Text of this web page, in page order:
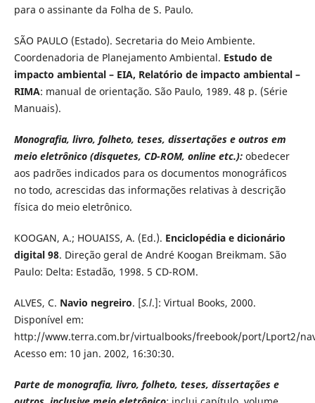
para o assinante da Folha de S. Paulo.
SÃO PAULO (Estado). Secretaria do Meio Ambiente.
Coordenadoria de Planejamento Ambiental. Estudo de
impacto ambiental – EIA, Relatório de impacto ambiental –
RIMA: manual de orientação. São Paulo, 1989. 48 p. (Série
Manuais).
Monografia, livro, folheto, teses, dissertações e outros em
meio eletrônico (disquetes, CD-ROM, online etc.): obedecer
aos padrões indicados para os documentos monográficos
no todo, acrescidas das informações relativas à descrição
física do meio eletrônico.
KOOGAN, A.; HOUAISS, A. (Ed.). Enciclopédia e dicionário
digital 98. Direção geral de André Koogan Breikmam. São
Paulo: Delta: Estadão, 1998. 5 CD-ROM.
ALVES, C. Navio negreiro. [S.l.]: Virtual Books, 2000.
Disponível em:
http://www.terra.com.br/virtualbooks/freebook/port/Lport2/
Acesso em: 10 jan. 2002, 16:30:30.
Parte de monografia, livro, folheto, teses, dissertações e